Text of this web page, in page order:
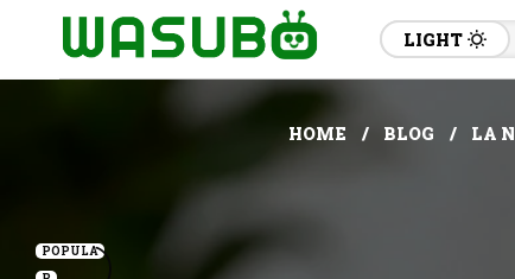
LIGHT
HOME BLOG LA
POPULA